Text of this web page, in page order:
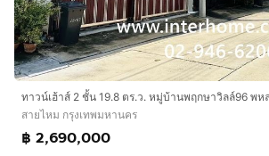
สายไหม กรุงเทพมหานคร
฿ 2,690,000